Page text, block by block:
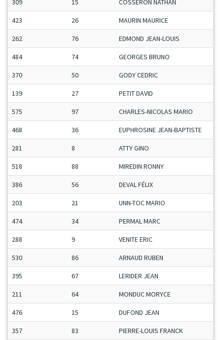
309 15 COSSERON NATHAN
423 26 MAURIN MAURICE
262 76 EDMOND JEAN-LOUIS
484 74 GEORGES BRUNO
370 50 GODY CEDRIC
139 27 PETIT DAVID
575 97 CHARLES-NICOLAS MARIO
468 36 EUPHROSINE JEAN-BAPTISTE
281 8 ATTY GINO
518 88 MIREDIN RONNY
386 56 DEVAL FÉLIX
203 21 UNN-TOC MARIO
474 34 PERMAL MARC
288 9 VENITE ERIC
530 86 ARNAUD RUBEN
395 67 LERIDER JEAN
211 64 MONDUC MORYCE
476 15 DUFOND JEAN
357 83 PIERRE-LOUIS FRANCK